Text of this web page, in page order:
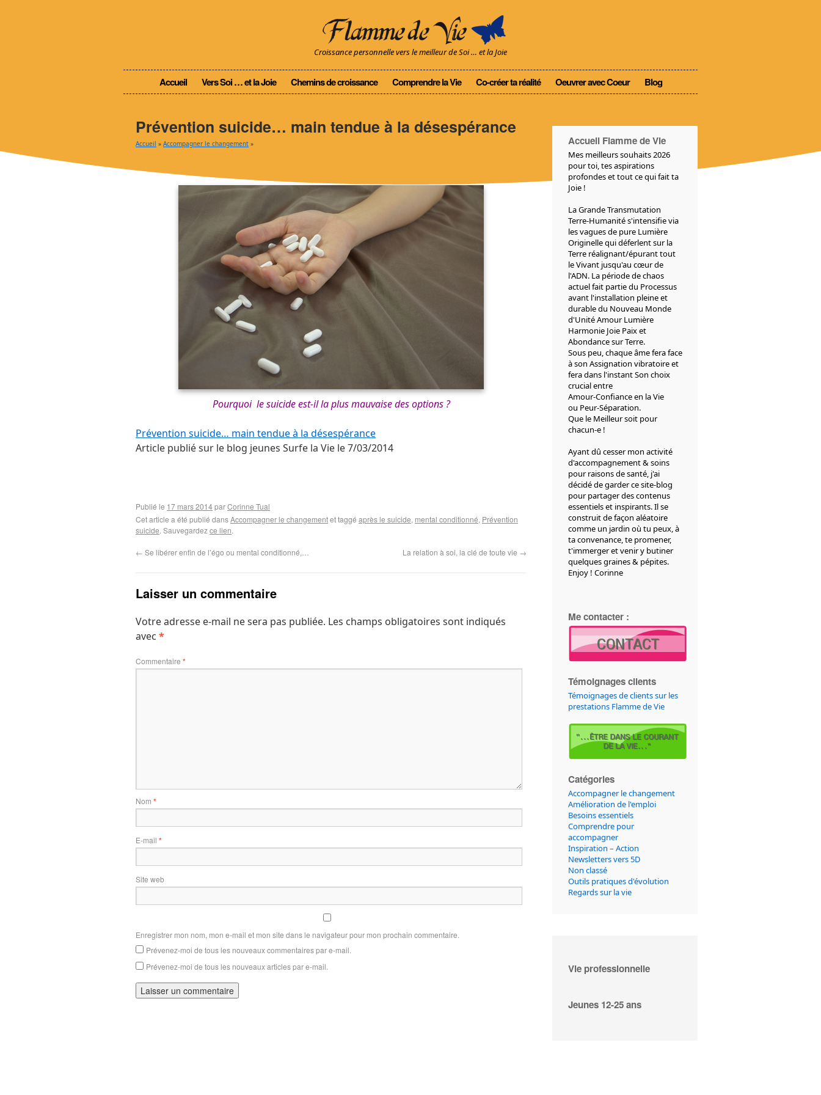
Croissance personnelle vers le meilleur de Soi … et la Joie
Accueil Vers Soi … et la Joie Chemins de croissance Comprendre la Vie Co-créer ta réalité Oeuvrer avec Coeur Blog
Prévention suicide… main tendue à la désespérance
Accueil » Accompagner le changement »
Pourquoi le suicide est-il la plus mauvaise des options ?
Prévention suicide… main tendue à la désespérance
Article publié sur le blog jeunes Surfe la Vie le 7/03/2014
Publié le 17 mars 2014parCorinne Tual
Cet article a été publié dansAccompagner le changementet taggé après le suicide, mental conditionné, Prévention
suicide. Sauvegardezce lien.
← Se libérer enfin de l’égo ou mental conditionné,… La relation à soi, la clé de toute vie →
Laisser un commentaire
Votre adresse e-mail ne sera pas publiée. Les champs obligatoires sont indiqués
avec *
Commentaire *
Nom *
E-mail *
Site web
Enregistrer mon nom, mon e-mail et mon site dans le navigateur pour mon prochain commentaire.
Prévenez-moi de tous les nouveaux commentaires par e-mail.
Prévenez-moi de tous les nouveaux articles par e-mail.
Accueil Flamme de Vie
Mes meilleurs souhaits 2026
pour toi, tes aspirations
profondes et tout ce qui fait ta
Joie !
La Grande Transmutation
Terre-Humanité s'intensifie via
les vagues de pure Lumière
Originelle qui déferlent sur la
Terre réalignant/épurant tout
le Vivant jusqu'au cœur de
l'ADN. La période de chaos
actuel fait partie du Processus
avant l'installation pleine et
durable du Nouveau Monde
d'Unité Amour Lumière
Harmonie Joie Paix et
Abondance sur Terre.
Sous peu, chaque âme fera face
à son Assignation vibratoire et
fera dans l'instant Son choix
crucial entre
Amour-Confiance en la Vie
ou Peur-Séparation.
Que le Meilleur soit pour
chacun-e !
Ayant dû cesser mon activité
d'accompagnement & soins
pour raisons de santé, j'ai
décidé de garder ce site-blog
pour partager des contenus
essentiels et inspirants. Il se
construit de façon aléatoire
comme un jardin où tu peux, à
ta convenance, te promener,
t'immerger et venir y butiner
quelques graines & pépites.
Enjoy ! Corinne
Me contacter :
Témoignages clients
Témoignages de clients sur les
prestations Flamme de Vie
Catégories
Accompagner le changement
Amélioration de l'emploi
Besoins essentiels
Comprendre pour
accompagner
Inspiration – Action
Newsletters vers 5D
Non classé
Outils pratiques d'évolution
Regards sur la vie
Vie professionnelle
Jeunes 12-25 ans